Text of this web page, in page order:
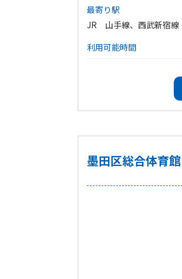
最寄り駅
JR 山手線、西武新宿
利用可能時間
毎月第4月曜日（祝日に
3日）
墨田区総合体育館